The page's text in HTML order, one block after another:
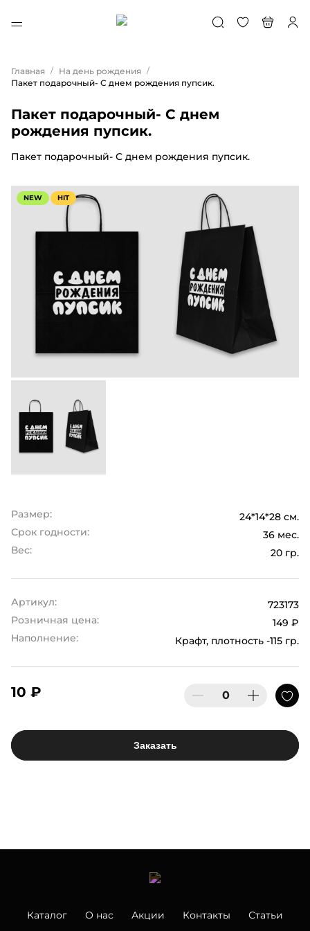
Главная / На день рождения /
Пакет подарочный- С днем рождения пупсик.
Пакет подарочный- С днем
рождения пупсик.
Пакет подарочный- С днем рождения пупсик.
NEW HIT
Размер:
24*14*28 см.
Срок годности:
36 мес.
Вес:
20 гр.
Артикул:
723173
Розничная цена:
149 ₽
Наполнение:
Крафт, плотность -115 гр.
10 ₽
Заказать
Каталог О нас Акции Контакты Статьи